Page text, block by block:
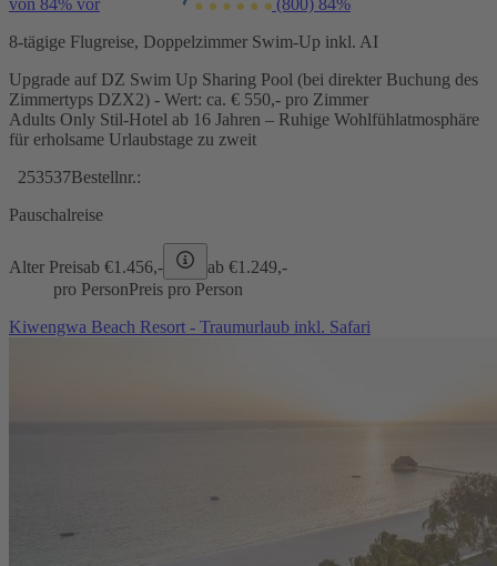
8-tägige Flugreise, Doppelzimmer Swim-Up inkl. AI
Upgrade auf DZ Swim Up Sharing Pool (bei direkter Buchung des
Zimmertyps DZX2) - Wert: ca. € 550,- pro Zimmer
Adults Only Stil-Hotel ab 16 Jahren – Ruhige Wohlfühlatmosphäre
für erholsame Urlaubstage zu zweit
253537Bestellnr.:
Pauschalreise
Alter Preisab €1.456,- ab €1.249,-
pro PersonPreis pro Person
Kiwengwa Beach Resort - Traumurlaub inkl. Safari